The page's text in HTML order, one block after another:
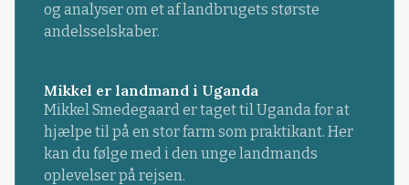
og analyser om et af landbrugets største
andelsselskaber.
Mikkel er landmand i Uganda
Mikkel Smedegaard er taget til Uganda for at
hjælpe til på en stor farm som praktikant. Her
kan du følge med i den unge landmands
oplevelser på rejsen.